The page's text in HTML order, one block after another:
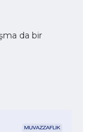
da bir